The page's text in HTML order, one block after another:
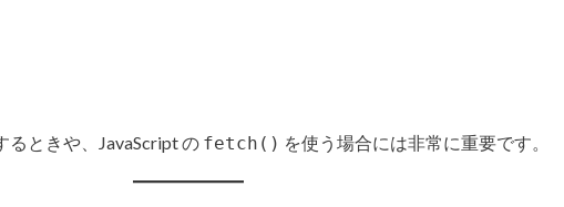
るときや、JavaScript の fetch() を使う場合には非常に重要です。